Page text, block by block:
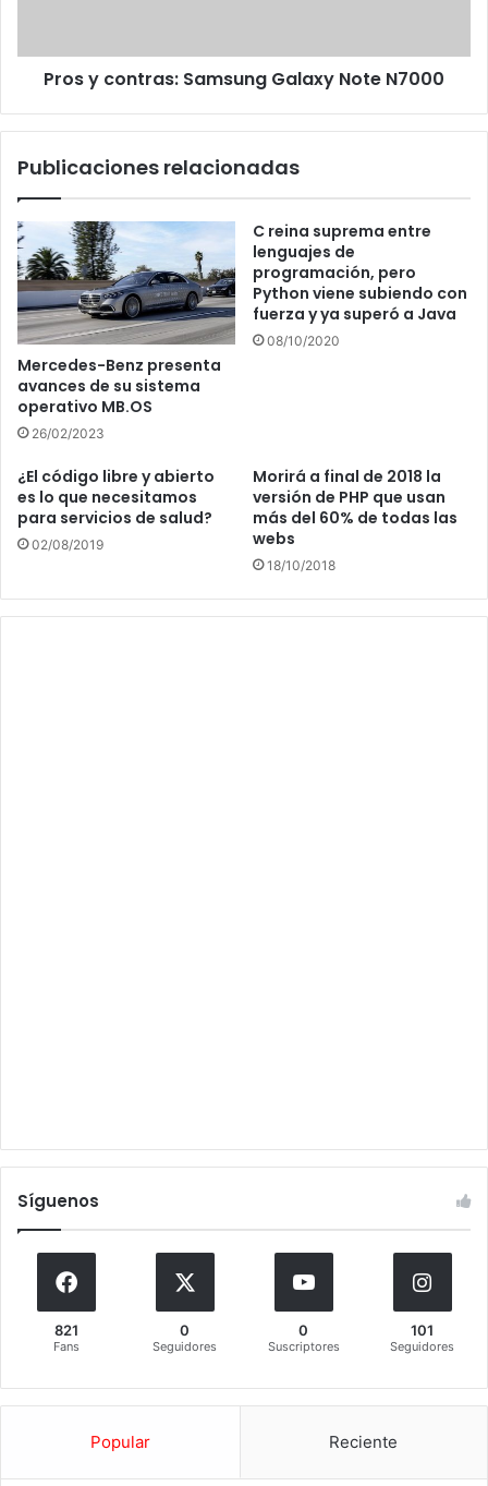
Pros y contras: Samsung Galaxy Note N7000
Publicaciones relacionadas
Mercedes-Benz presenta
avances de su sistema
operativo MB.OS
26/02/2023
C reina suprema entre
lenguajes de
programación, pero
Python viene subiendo con
fuerza y ya superó a Java
08/10/2020
¿El código libre y abierto
es lo que necesitamos
para servicios de salud?
02/08/2019
Morirá a final de 2018 la
versión de PHP que usan
más del 60% de todas las
webs
18/10/2018
Síguenos
821
Fans
0
Seguidores
0
Suscriptores
101
Seguidores
Popular Reciente